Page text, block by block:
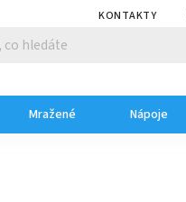
KONTAKTY
Mražené Nápoje